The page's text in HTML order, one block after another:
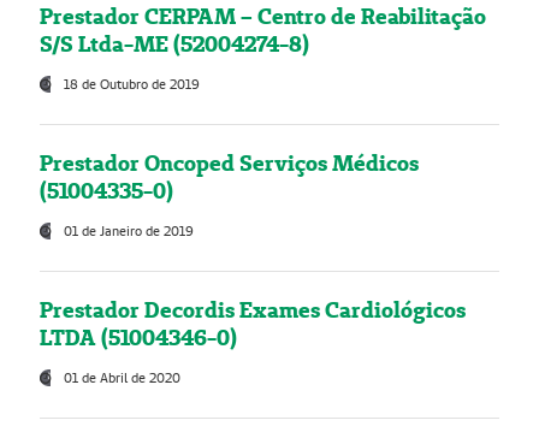
Prestador CERPAM – Centro de Reabilitação
S/S Ltda-ME (52004274-8)
18 de Outubro de 2019
Prestador Oncoped Serviços Médicos
(51004335-0)
01 de Janeiro de 2019
Prestador Decordis Exames Cardiológicos
LTDA (51004346-0)
01 de Abril de 2020